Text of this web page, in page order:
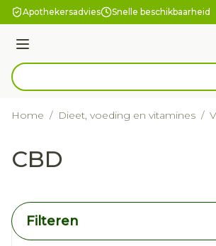
Ga naar de inhoud
Apothekersadvies Snelle beschikbaarheid
Menu
Product, merk, categorie...
Home / Dieet, voeding en vitamines /
CBD
Filteren